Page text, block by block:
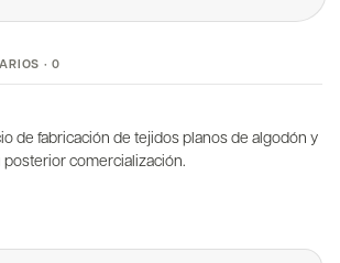
· 0
de fabricación de tejidos planos de algodón y
comercialización.